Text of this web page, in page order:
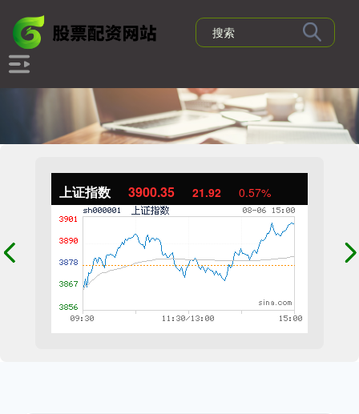
上证指数 3900.35 21.92 0.57%